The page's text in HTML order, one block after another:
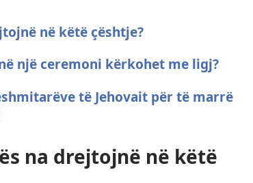
në këtë çështje?
një ceremoni kërkohet me ligj?
të Jehovait për të marrë
na drejtojnë në këtë